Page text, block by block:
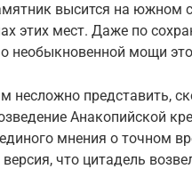
высится на южном
этих мест. Даже по
необыкновенной мощи
несложно представить,
Анакопийской
мнения о точном
что цитадель